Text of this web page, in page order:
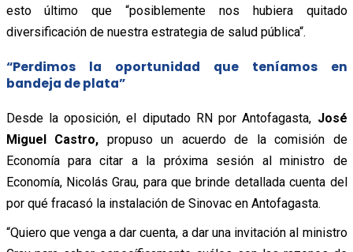
esto último que
“posiblemente nos hubiera quitado
diversificación de nuestra estrategia de salud pública“.
“Perdimos la oportunidad que teníamos en
bandeja de plata”
Desde la oposición, el diputado RN por Antofagasta, José
Miguel Castro, propuso un acuerdo de la comisión de
Economía para citar a la próxima sesión al ministro de
Economía, Nicolás Grau, para que brinde detallada cuenta del
por qué fracasó la instalación de Sinovac en Antofagasta.
“Quiero que venga a dar cuenta, a dar una invitación al ministro